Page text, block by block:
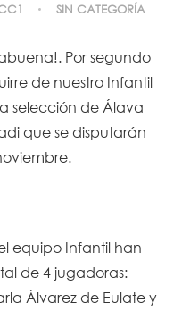
SIN CATEGORÍA
Por segundo
de nuestro Infantil
selección de Álava
que se disputarán
equipo Infantil han
de 4 jugadoras:
Álvarez de Eulate y